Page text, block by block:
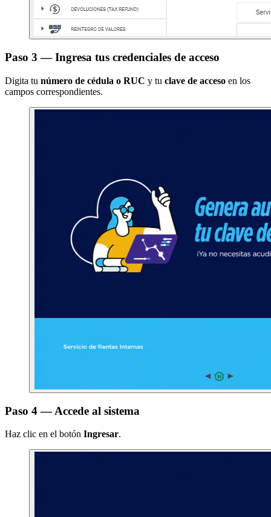
Paso 3 — Ingresa tus credenciales de acceso
Digita tu número de cédula o RUC y tu clave de acceso en los
campos correspondientes.
Paso 4 — Accede al sistema
Haz clic en el botón Ingresar.